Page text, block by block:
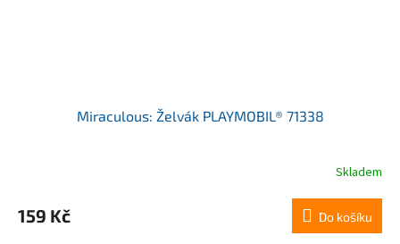
Miraculous: Želvák PLAYMOBIL® 71338
Skladem
159 Kč Do košíku